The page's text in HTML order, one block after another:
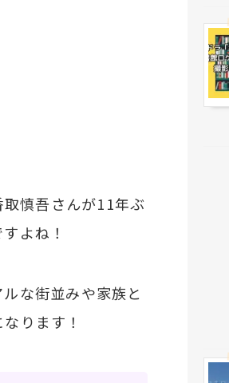
慎吾さんが11年ぶ
よね！
な街並みや家族と
ります！